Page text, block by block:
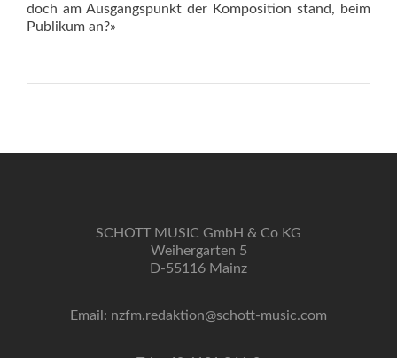
doch am Ausgangspunkt der Komposition stand, beim
Publikum an?»
SCHOTT MUSIC GmbH & Co KG
Weihergarten 5
D-55116 Mainz
Email: nzfm.redaktion@schott-music.com